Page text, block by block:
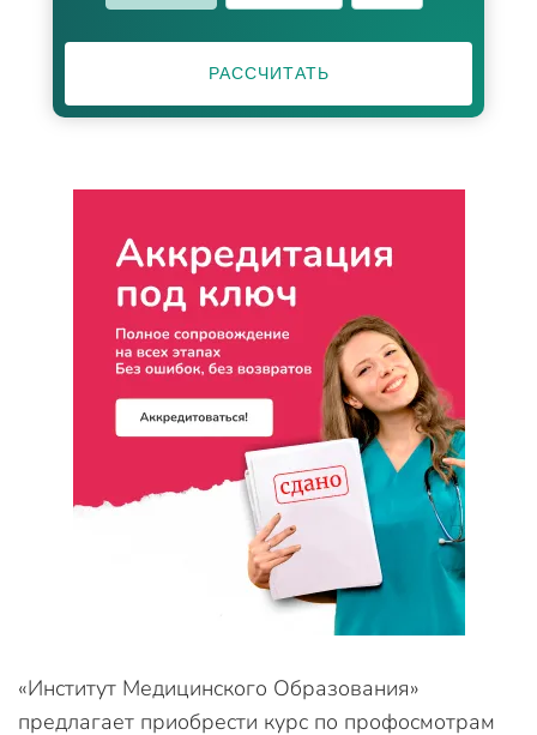
РАССЧИТАТЬ
«Институт Медицинского Образования»
предлагает приобрести курс по профосмотрам